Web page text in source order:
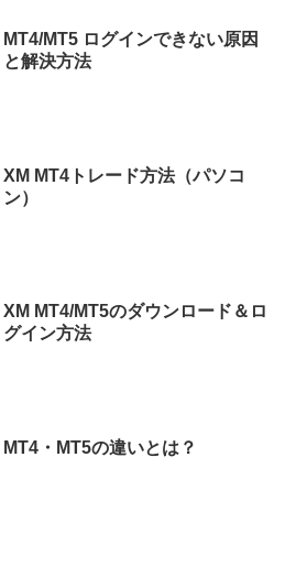
MT4/MT5 ログインできない原因
と解決方法
XM MT4トレード方法（パソコ
ン）
XM MT4/MT5のダウンロード＆ロ
グイン方法
MT4・MT5の違いとは？